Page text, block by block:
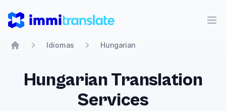
ImmiTranslate
Idiomas Hungarian
Hungarian Translation
Services